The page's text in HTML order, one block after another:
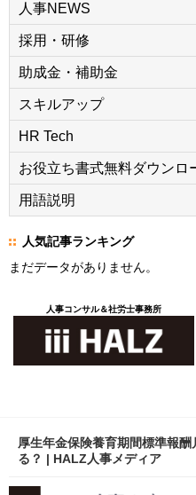
人事NEWS
採用・研修
助成金・補助金
スキルアップ
HR Tech
お役立ち書式無料ダウンロ
用語説明
人気記事ランキング
まだデータがありません。
人事コンサル＆社労士事務所
厚生年金保険養育期間標準報
る？ | HALZ人事メディア